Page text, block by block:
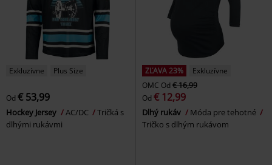
Exkluzívne Plus Size
Od € 53,99
Hockey Jersey AC/DC
Tričká s
dlhými rukávmi
ZĽAVA 23%
Exkluzívne
OMC Od € 16,99
Od € 12,99
Dlhý rukáv
Móda pre tehotné
Tričko s dlhým rukávom